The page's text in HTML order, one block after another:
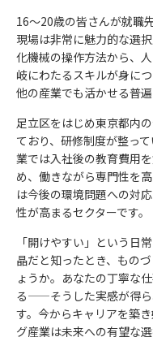
16～20歳の皆さんが就職
現場は非常に魅力的な選
化機械の操作方法から、
岐にわたるスキルが身に
他の産業でも活かせる普遍
足立区をはじめ東京都内
ており、研修制度が整っ
業では入社後の教育費用
め、働きながら専門性を
は今後の環境問題への対
性が高まるセクターです。
「開けやすい」という日
晶だと知ったとき、もの
ょうか。あなたの丁寧な
る——そうした実感が得ら
す。今からキャリアを築
グ産業は未来への有望な